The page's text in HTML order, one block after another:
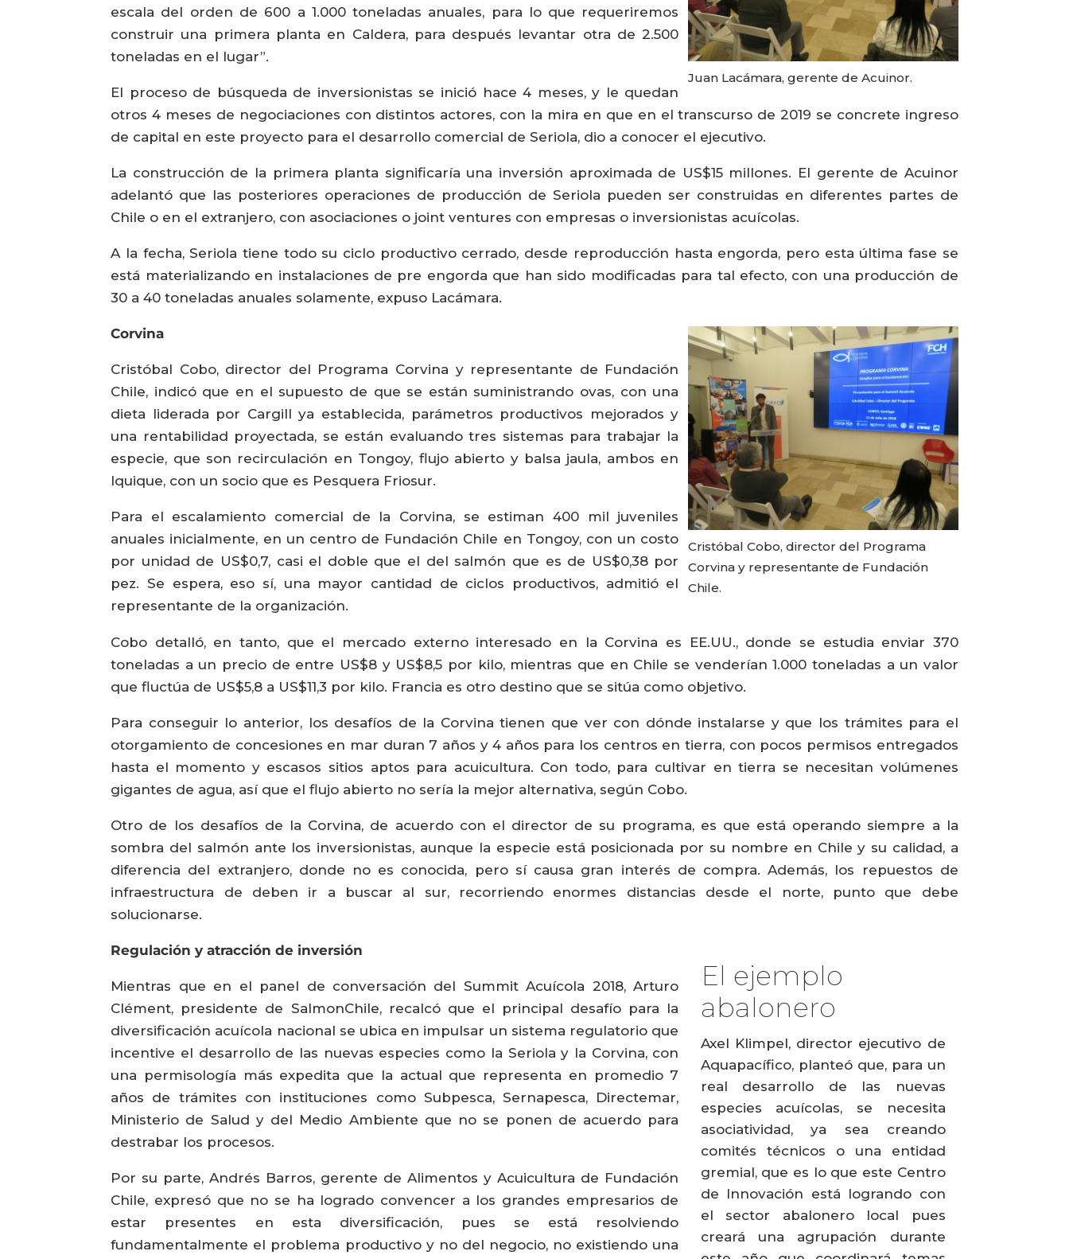
Juan Lacámara, gerente de Acuinor.
escala del orden de 600 a 1.000 toneladas anuales, para lo que requeriremos
construir una primera planta en Caldera, para después levantar otra de 2.500
toneladas en el lugar”.
El proceso de búsqueda de inversionistas se inició hace 4 meses, y le quedan
otros 4 meses de negociaciones con distintos actores, con la mira en que en el transcurso de 2019 se concrete ingreso
de capital en este proyecto para el desarrollo comercial de Seriola, dio a conocer el ejecutivo.
La construcción de la primera planta significaría una inversión aproximada de US$15 millones. El gerente de Acuinor
adelantó que las posteriores operaciones de producción de Seriola pueden ser construidas en diferentes partes de
Chile o en el extranjero, con asociaciones o joint ventures con empresas o inversionistas acuícolas.
A la fecha, Seriola tiene todo su ciclo productivo cerrado, desde reproducción hasta engorda, pero esta última fase se
está materializando en instalaciones de pre engorda que han sido modificadas para tal efecto, con una producción de
30 a 40 toneladas anuales solamente, expuso Lacámara.
Cristóbal Cobo, director del Programa
Corvina y representante de Fundación
Chile.
Corvina
Cristóbal Cobo, director del Programa Corvina y representante de Fundación
Chile, indicó que en el supuesto de que se están suministrando ovas, con una
dieta liderada por Cargill ya establecida, parámetros productivos mejorados y
una rentabilidad proyectada, se están evaluando tres sistemas para trabajar la
especie, que son recirculación en Tongoy, flujo abierto y balsa jaula, ambos en
Iquique, con un socio que es Pesquera Friosur.
Para el escalamiento comercial de la Corvina, se estiman 400 mil juveniles
anuales inicialmente, en un centro de Fundación Chile en Tongoy, con un costo
por unidad de US$0,7, casi el doble que el del salmón que es de US$0,38 por
pez. Se espera, eso sí, una mayor cantidad de ciclos productivos, admitió el
representante de la organización.
Cobo detalló, en tanto, que el mercado externo interesado en la Corvina es EE.UU., donde se estudia enviar 370
toneladas a un precio de entre US$8 y US$8,5 por kilo, mientras que en Chile se venderían 1.000 toneladas a un valor
que fluctúa de US$5,8 a US$11,3 por kilo. Francia es otro destino que se sitúa como objetivo.
Para conseguir lo anterior, los desafíos de la Corvina tienen que ver con dónde instalarse y que los trámites para el
otorgamiento de concesiones en mar duran 7 años y 4 años para los centros en tierra, con pocos permisos entregados
hasta el momento y escasos sitios aptos para acuicultura. Con todo, para cultivar en tierra se necesitan volúmenes
gigantes de agua, así que el flujo abierto no sería la mejor alternativa, según Cobo.
Otro de los desafíos de la Corvina, de acuerdo con el director de su programa, es que está operando siempre a la
sombra del salmón ante los inversionistas, aunque la especie está posicionada por su nombre en Chile y su calidad, a
diferencia del extranjero, donde no es conocida, pero sí causa gran interés de compra. Además, los repuestos de
infraestructura de deben ir a buscar al sur, recorriendo enormes distancias desde el norte, punto que debe
solucionarse.
El ejemplo
abalonero
Axel Klimpel, director ejecutivo de
Aquapacífico, planteó que, para un
real desarrollo de las nuevas
especies acuícolas, se necesita
asociatividad, ya sea creando
comités técnicos o una entidad
gremial, que es lo que este Centro
de Innovación está logrando con
el sector abalonero local pues
creará una agrupación durante
Regulación y atracción de inversión
Mientras que en el panel de conversación del Summit Acuícola 2018, Arturo
Clément, presidente de SalmonChile, recalcó que el principal desafío para la
diversificación acuícola nacional se ubica en impulsar un sistema regulatorio que
incentive el desarrollo de las nuevas especies como la Seriola y la Corvina, con
una permisología más expedita que la actual que representa en promedio 7
años de trámites con instituciones como Subpesca, Sernapesca, Directemar,
Ministerio de Salud y del Medio Ambiente que no se ponen de acuerdo para
destrabar los procesos.
Por su parte, Andrés Barros, gerente de Alimentos y Acuicultura de Fundación
Chile, expresó que no se ha logrado convencer a los grandes empresarios de
estar presentes en esta diversificación, pues se está resolviendo
fundamentalmente el problema productivo y no del negocio, no existiendo una